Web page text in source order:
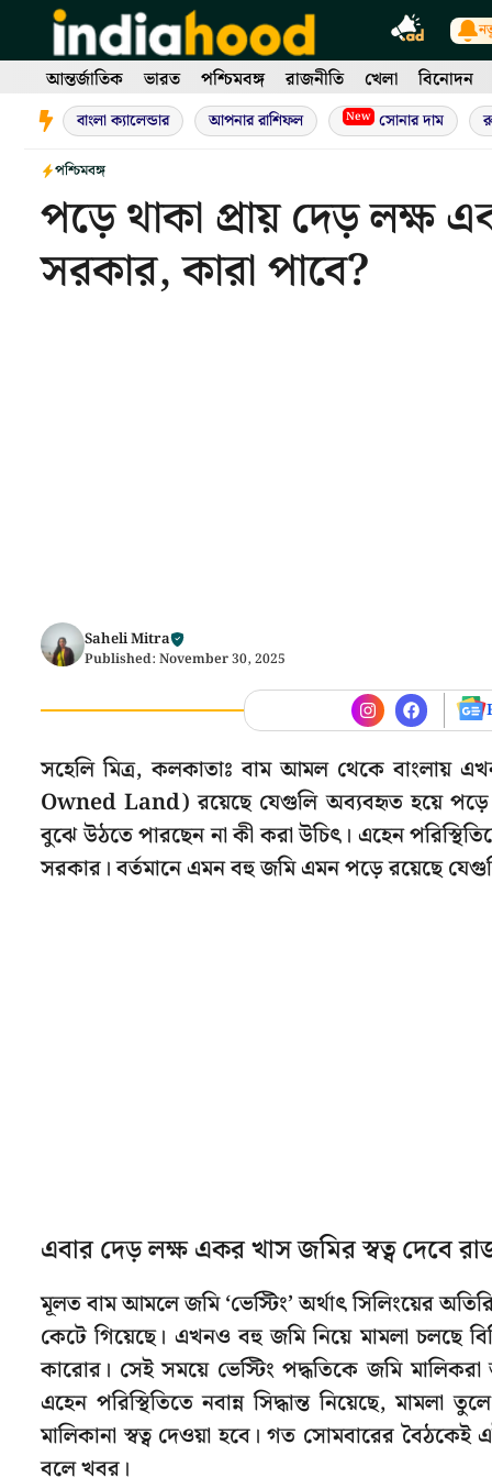
contentআন্তর্জাতিক ভারত পশ্চিমবঙ্গ রাজনীতি খেলা বিনোদন
বাংলা ক্যালেন্ডার আপনার রাশিফল New সোনার দাম
পশ্চিমবঙ্গ
পড়ে থাকা প্রায় দেড় লক্ষ
সরকার, কারা পাবে?
Saheli Mitra
Published: November 30, 2025
সহেলি মিত্র, কলকাতাঃ বাম আমল থেকে
Owned Land) রয়েছে যেগুলি অব্যবহৃত হয়ে
বুঝে উঠতে পারছেন না কী করা উচিৎ। এহেন
সরকার। বর্তমানে এমন বহু জমি এমন পড়ে রয়েছে
এবার দেড় লক্ষ একর খাস জমির স্বত্ব দেবে
মূলত বাম আমলে জমি ‘ভেস্টিং’ অর্থাৎ সিলিংয়ের
কেটে গিয়েছে। এখনও বহু জমি নিয়ে মামলা চলছে
কারোর। সেই সময়ে ভেস্টিং পদ্ধতিকে জমি
এহেন পরিস্থিতিতে নবান্ন সিদ্ধান্ত নিয়েছে, মামলা
মালিকানা স্বত্ব দেওয়া হবে। গত সোমবারের বৈঠকেই
বলে খবর।